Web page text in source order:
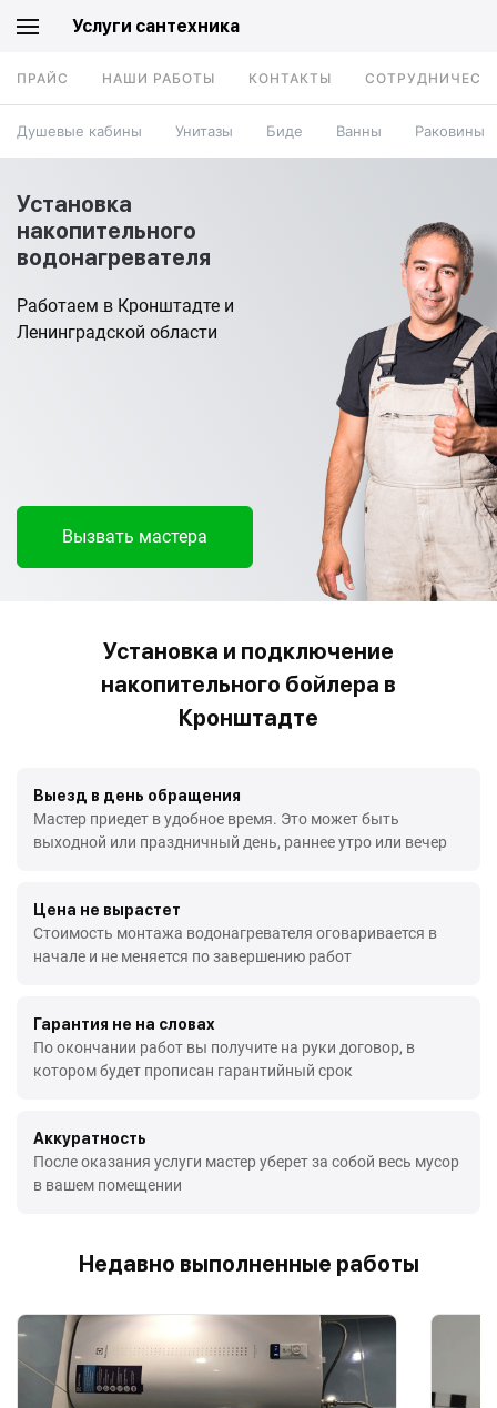
Услуги сантехника
ПРАЙС НАШИ РАБОТЫ КОНТАКТЫ
Душевые кабины Унитазы Биде Ванны Раковины
Установка
накопительного
водонагревателя
Работаем в Кронштадте и
Ленинградской области
Вызвать мастера
Установка и подключение
накопительного бойлера в
Кронштадте
Выезд в день обращения
Мастер приедет в удобное время. Это может быть
выходной или праздничный день, раннее утро или вечер
Цена не вырастет
Стоимость монтажа водонагревателя оговаривается в
начале и не меняется по завершению работ
Гарантия не на словах
По окончании работ вы получите на руки договор, в
котором будет прописан гарантийный срок
Аккуратность
После оказания услуги мастер уберет за собой весь мусор
в вашем помещении
Недавно выполненные работы